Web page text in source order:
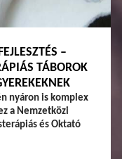
–
TÁBOROK
nyáron is komplex
a Nemzetközi
és Oktató